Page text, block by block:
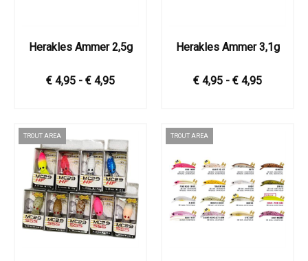
Herakles Ammer 2,5g
€ 4,95 - € 4,95
Herakles Ammer 3,1g
€ 4,95 - € 4,95
TROUT AREA TROUT AREA